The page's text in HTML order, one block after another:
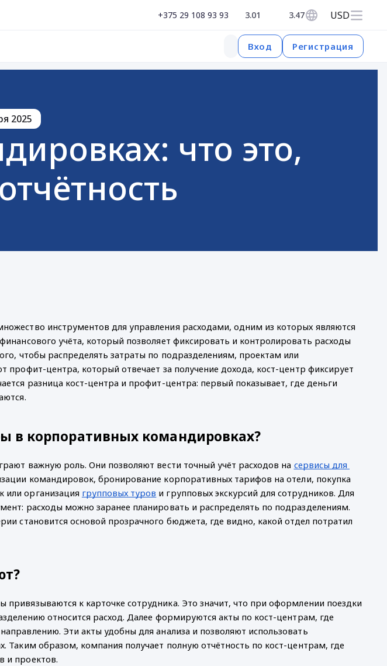
+375 29 108 93 93 3.01 3.47 USD
Вход Регистрация
2025
что это,
инструментов для управления расходами, одним из которых являются
учёта, который позволяет фиксировать и контролировать расходы
чтобы распределять затраты по подразделениям, проектам или
профит-центра, который отвечает за получение дохода, кост-центр фиксирует
разница кост-центра и профит-центра: первый показывает, где деньги
в корпоративных командировках?
важную роль. Они позволяют вести точный учёт расходов на сервисы для
командировок, бронирование корпоративных тарифов на отели, покупка
или организация групповых туров и групповых экскурсий для сотрудников. Для
расходы можно заранее планировать и распределять по подразделениям.
становится основой прозрачного бюджета, где видно, какой отдел потратил
к карточке сотрудника. Это значит, что при оформлении поездки
относится расход. Далее формируются акты по кост-центрам, где
Эти акты удобны для анализа и позволяют использовать
Таким образом, компания получает полную отчётность по кост-центрам, где
и проектов.